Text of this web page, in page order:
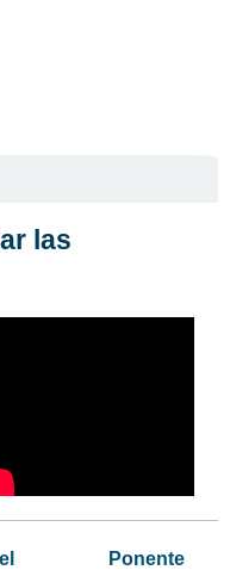
las
Ponente